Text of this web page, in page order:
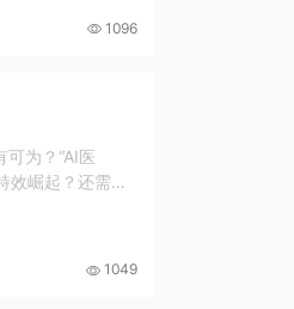
1096
为？“AI医
效崛起？还需外
1049